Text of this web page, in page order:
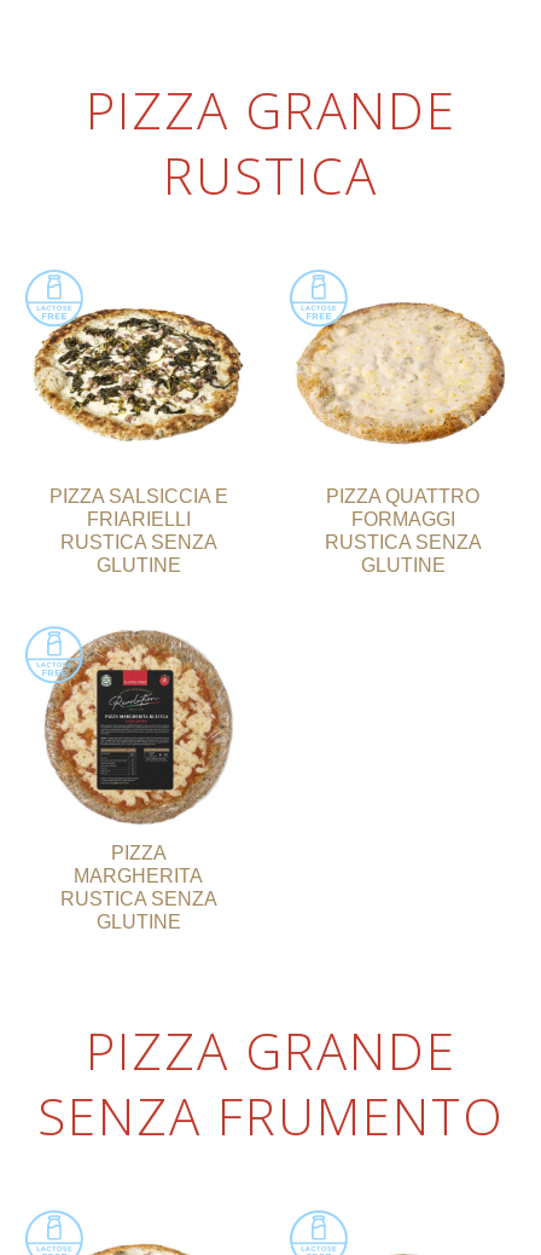
PIZZA GRANDE
RUSTICA
PIZZA SALSICCIA E
FRIARIELLI
RUSTICA SENZA
GLUTINE
PIZZA QUATTRO
FORMAGGI
RUSTICA SENZA
GLUTINE
PIZZA
MARGHERITA
RUSTICA SENZA
GLUTINE
PIZZA GRANDE
SENZA FRUMENTO